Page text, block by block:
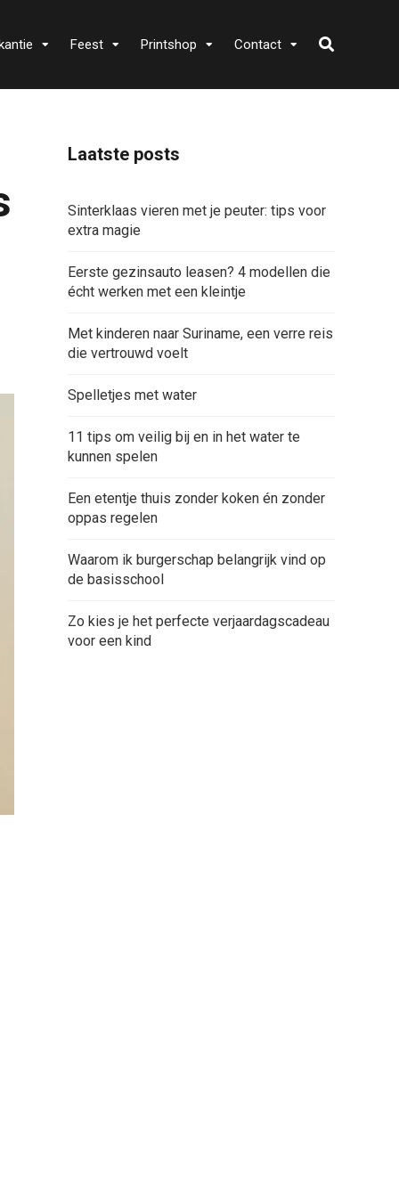
Feest Printshop Contact
Laatste posts
Sinterklaas vieren met je peuter: tips voor
extra magie
Eerste gezinsauto leasen? 4 modellen die
écht werken met een kleintje
Met kinderen naar Suriname, een verre reis
die vertrouwd voelt
Spelletjes met water
11 tips om veilig bij en in het water te
kunnen spelen
Een etentje thuis zonder koken én zonder
oppas regelen
Waarom ik burgerschap belangrijk vind op
de basisschool
Zo kies je het perfecte verjaardagscadeau
voor een kind